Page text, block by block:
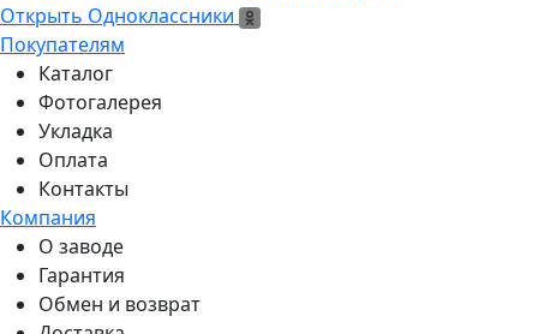
Открыть Одноклассники
Открыть Одноклассники
Покупателям
Каталог
Фотогалерея
Укладка
Оплата
Контакты
Компания
О заводе
Гарантия
Обмен и возврат